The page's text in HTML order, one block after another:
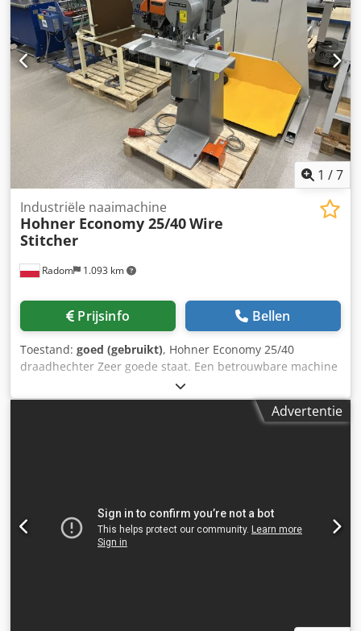
1 /7
Radom 1.093 km
Industriële naaimachine
Hohner Economy 25/40Wire
Stitcher
Prijsinfo Bellen
Toestand: goed (gebruikt), Hohner Economy 25/40
draadhechter Zeer goede staat. Een betrouwbare machine
met legendarische duurzaamheid. Technische
specificaties: Crsdpfx Aozhi Uwog Usf Capaciteit: 206
cycli/min Naaidikte: 25 mm (ponsen tot 40 mm zonder dat
Advertentie